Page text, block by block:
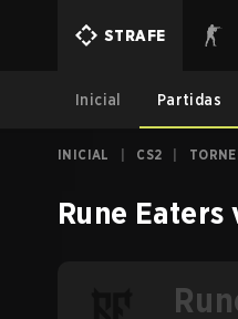
STRAFE
Inicial Partidas
INICIAL CS2
Rune Eaters